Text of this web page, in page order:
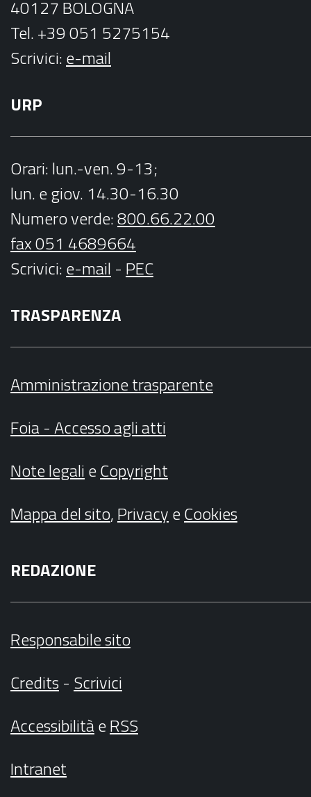
40127 BOLOGNA
Tel. +39 051 5275154
Scrivici:e-mail
URP
Orari: lun.-ven. 9-13;
lun. e giov. 14.30-16.30
Numero verde:800.66.22.00
fax 051 4689664
Scrivici:e-mail - PEC
TRASPARENZA
Amministrazione trasparente
Foia - Accesso agli atti
Note legalieCopyright
Mappa del sito,PrivacyeCookies
REDAZIONE
Responsabile sito
Credits- Scrivici
AccessibilitàeRSS
Intranet